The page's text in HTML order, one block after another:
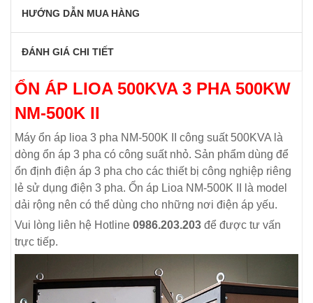
HƯỚNG DẪN MUA HÀNG
ĐÁNH GIÁ CHI TIẾT
ỔN ÁP LIOA 500KVA 3 PHA 500KW
NM-500K II
Máy ổn áp lioa 3 pha NM-500K II công suất 500KVA là
dòng ổn áp 3 pha có công suất nhỏ. Sản phẩm dùng để
ổn định điện áp 3 pha cho các thiết bị công nghiệp riêng
lẻ sử dụng điện 3 pha. Ổn áp Lioa NM-500K II là model
dải rộng nên có thể dùng cho những nơi điện áp yếu.
Vui lòng liên hệ Hotline 0986.203.203 để được tư vấn
trực tiếp.